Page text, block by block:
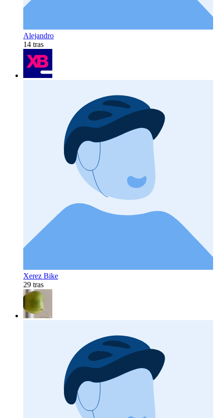
Alejandro
14 tras
Xerez Bike
29 tras